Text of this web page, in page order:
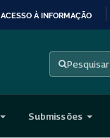
ACESSO À INFORMAÇÃO
Pesquisar
Submissões